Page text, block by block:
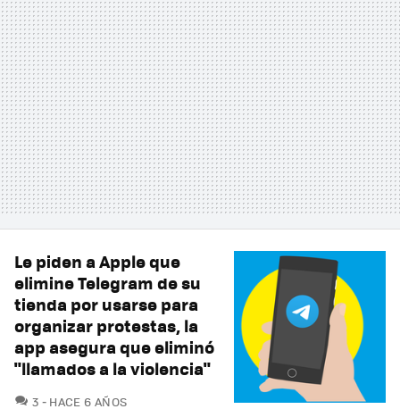
Le piden a Apple que
elimine Telegram de su
tienda por usarse para
organizar protestas, la
app asegura que eliminó
"llamados a la violencia"
3 COMENTARIOS
HACE 6 AÑOS